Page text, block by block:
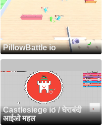
PillowBattle io
Castlesiege io / घेराबंदी
आईओ महल